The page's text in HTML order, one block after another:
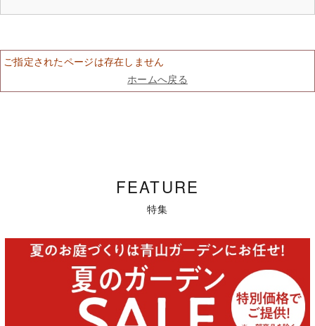
ご指定されたページは存在しません
ホームへ戻る
FEATURE
特集